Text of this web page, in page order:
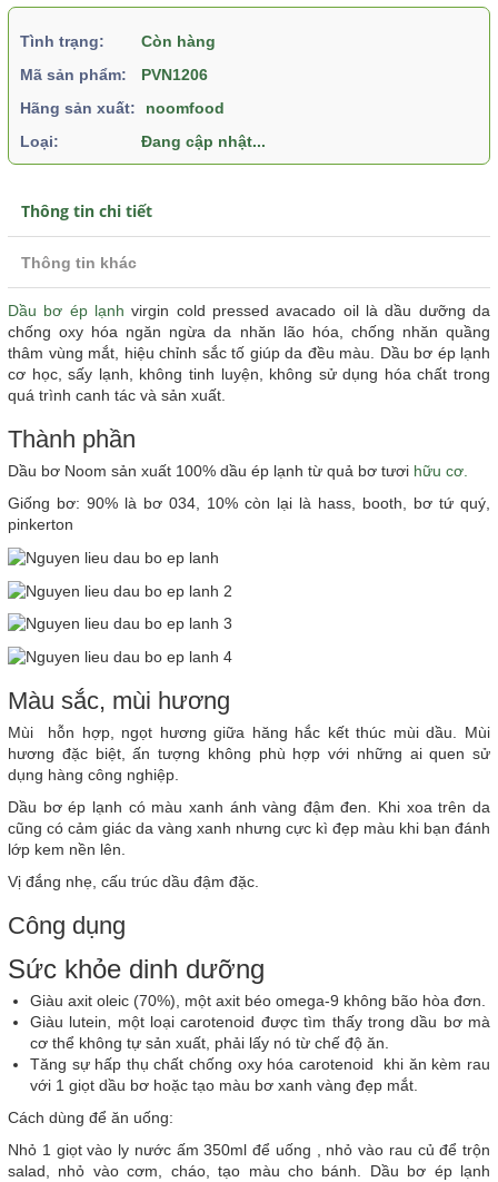
Tình trạng:
Còn hàng
Mã sản phẩm:
PVN1206
Hãng sản xuất:
noomfood
Loại:
Đang cập nhật...
Thông tin chi tiết
Thông tin khác
Dầu bơ ép lạnh virgin cold pressed avacado oil là dầu dưỡng da
chống oxy hóa ngăn ngừa da nhăn lão hóa, chống nhăn quầng
thâm vùng mắt, hiệu chỉnh sắc tố giúp da đều màu. Dầu bơ ép lạnh
cơ học, sấy lạnh, không tinh luyện, không sử dụng hóa chất trong
quá trình canh tác và sản xuất.
Thành phần
Dầu bơ Noom sản xuất 100% dầu ép lạnh từ quả bơ tươi hữu cơ.
Giống bơ: 90% là bơ 034, 10% còn lại là hass, booth, bơ tứ quý,
pinkerton
Màu sắc, mùi hương
Mùi hỗn hợp, ngọt hương giữa hăng hắc kết thúc mùi dầu. Mùi
hương đặc biệt, ấn tượng không phù hợp với những ai quen sử
dụng hàng công nghiệp.
Dầu bơ ép lạnh có màu xanh ánh vàng đậm đen. Khi xoa trên da
cũng có cảm giác da vàng xanh nhưng cực kì đẹp màu khi bạn đánh
lớp kem nền lên.
Vị đắng nhẹ, cấu trúc dầu đậm đặc.
Công dụng
Sức khỏe dinh dưỡng
Giàu axit oleic (70%), một axit béo omega-9 không bão hòa đơn.
Giàu lutein, một loại carotenoid được tìm thấy trong dầu bơ mà
cơ thể không tự sản xuất, phải lấy nó từ chế độ ăn.
Tăng sự hấp thụ chất chống oxy hóa carotenoid khi ăn kèm rau
với 1 giọt dầu bơ hoặc tạo màu bơ xanh vàng đẹp mắt.
Cách dùng để ăn uống:
Nhỏ 1 giọt vào ly nước ấm 350ml để uống , nhỏ vào rau củ để trộn
salad, nhỏ vào cơm, cháo, tạo màu cho bánh. Dầu bơ ép lạnh